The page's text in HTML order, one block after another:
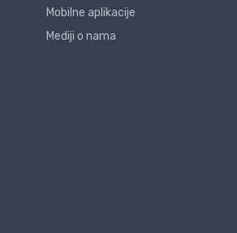
Mobilne aplikacije
Mediji o nama